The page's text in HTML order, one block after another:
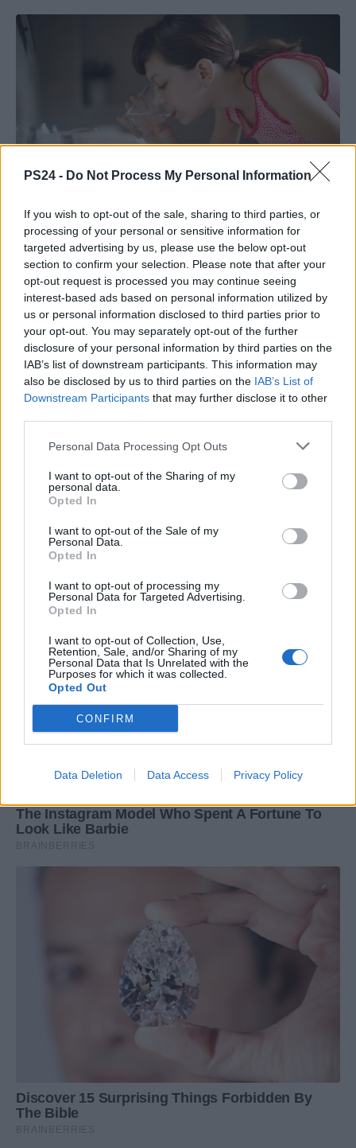
PS24 - Do Not Process My Personal Information
If you wish to opt-out of the sale, sharing to third parties, or
processing of your personal or sensitive information for
targeted advertising by us, please use the below opt-out
section to confirm your selection. Please note that after your
opt-out request is processed you may continue seeing
interest-based ads based on personal information utilized by
us or personal information disclosed to third parties prior to
your opt-out. You may separately opt-out of the further
disclosure of your personal information by third parties on the
IAB’s list of downstream participants. This information may
also be disclosed by us to third parties on the IAB’s List of
Downstream Participants that may further disclose it to other
Personal Data Processing Opt Outs
I want to opt-out of the Sharing of my
personal data.
Opted In
I want to opt-out of the Sale of my
Personal Data.
Opted In
I want to opt-out of processing my
Personal Data for Targeted Advertising.
Opted In
I want to opt-out of Collection, Use,
Retention, Sale, and/or Sharing of my
Personal Data that Is Unrelated with the
Purposes for which it was collected.
Opted Out
CONFIRM
Data Deletion Data Access Privacy Policy